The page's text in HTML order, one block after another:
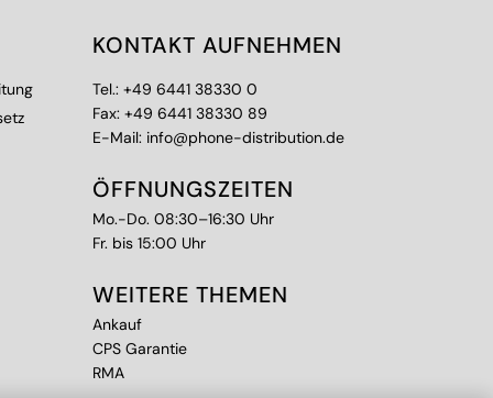
KONTAKT AUFNEHMEN
Tel.: +49 6441 38330 0
Fax: +49 6441 38330 89
E-Mail: info@phone-distribution.de
ÖFFNUNGSZEITEN
Mo.-Do. 08:30–16:30 Uhr
Fr. bis 15:00 Uhr
WEITERE THEMEN
Ankauf
CPS Garantie
RMA